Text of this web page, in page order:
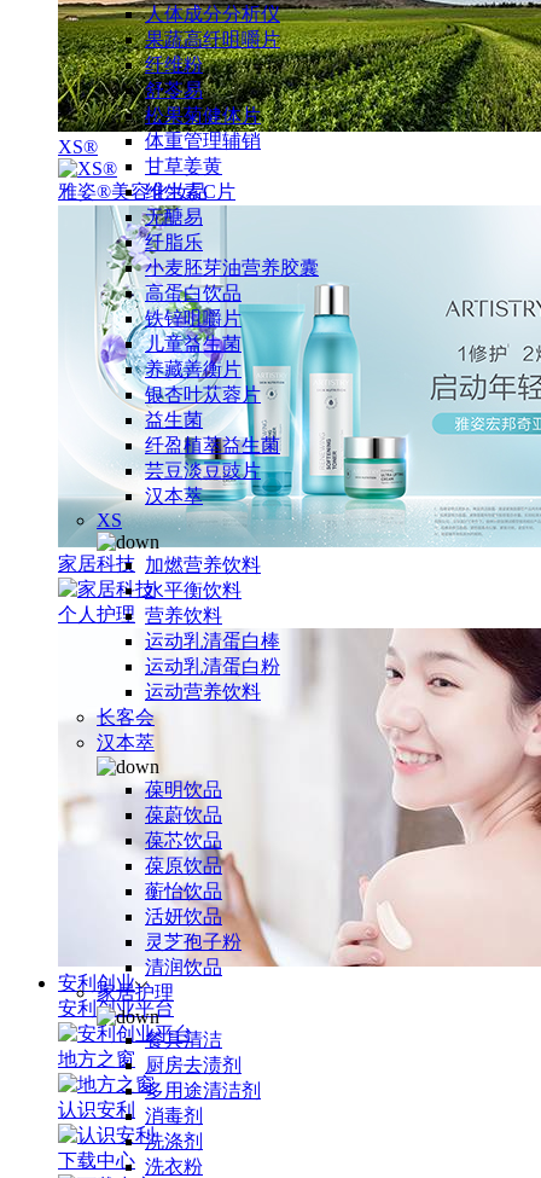
XS®
雅姿®美容化妆品
家居科技
个人护理
安利创业
安利创业平台
地方之窗
认识安利
下载中心
人体成分分析仪
果蔬高纤咀嚼片
纤维粉
舒苓易
松果菊健体片
体重管理辅销
甘草姜黄
维生素C片
无醣易
纤脂乐
小麦胚芽油营养胶囊
高蛋白饮品
铁锌咀嚼片
儿童益生菌
养藏善衡片
银杏叶苁蓉片
益生菌
纤盈植萃益生菌
芸豆淡豆豉片
汉本萃
XS
加燃营养饮料
水平衡饮料
营养饮料
运动乳清蛋白棒
运动乳清蛋白粉
运动营养饮料
长客会
汉本萃
葆明饮品
葆蔚饮品
葆芯饮品
葆原饮品
蘅怡饮品
活妍饮品
灵芝孢子粉
清润饮品
家居护理
餐具清洁
厨房去渍剂
多用途清洁剂
消毒剂
洗涤剂
洗衣粉